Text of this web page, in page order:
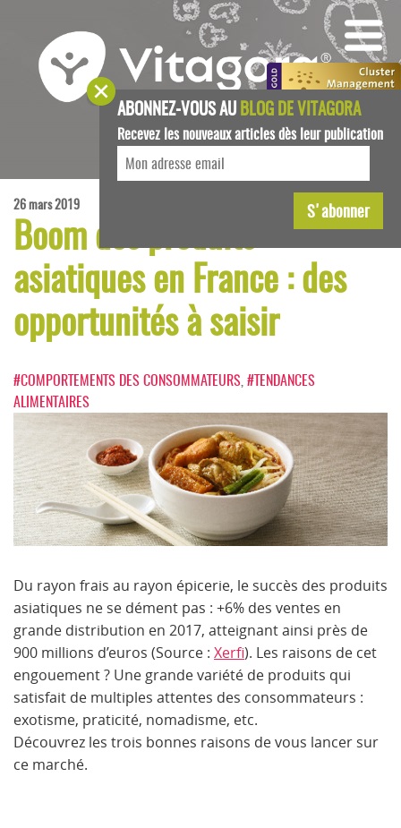
26 mars 2019
Boom des produits
asiatiques en France : des
opportunités à saisir
#COMPORTEMENTS DES CONSOMMATEURS #TENDANCES
ALIMENTAIRES
Du rayon frais au rayon épicerie, le succès des produits
asiatiques ne se dément pas : +6% des ventes en
grande distribution en 2017, atteignant ainsi près de
900 millions d’euros (Source : Xerfi). Les raisons de cet
engouement ? Une grande variété de produits qui
satisfait de multiples attentes des consommateurs :
exotisme, praticité, nomadisme, etc.
Découvrez les trois bonnes raisons de vous lancer sur
ce marché.
ABONNEZ-VOUS AUBLOG DE VITAGORA
Recevez les nouveaux articles dès leur publication